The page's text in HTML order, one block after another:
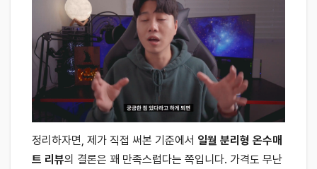
정리하자면, 제가 직접 써본 기준에서 일월 분리형 온수매
트 리뷰의 결론은 꽤 만족스럽다는 쪽입니다. 가격도 무난